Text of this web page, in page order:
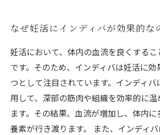
なぜ妊活にインディバが効果的な
妊活において、体内の血流を良くする
です。そのため、インディバは妊活に効
つとして注目されています。インディ
用して、深部の筋肉や組織を効率的に
ます。その結果、血流が増加し、体内
養素が行き渡ります。 また、インディ